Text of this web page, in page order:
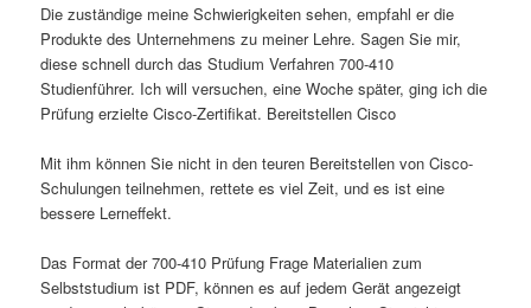
Die zuständige meine Schwierigkeiten sehen, empfahl er die
Produkte des Unternehmens zu meiner Lehre. Sagen Sie mir,
diese schnell durch das Studium Verfahren 700-410
Studienführer. Ich will versuchen, eine Woche später, ging ich die
Prüfung erzielte Cisco-Zertifikat. Bereitstellen Cisco
Mit ihm können Sie nicht in den teuren Bereitstellen von Cisco-
Schulungen teilnehmen, rettete es viel Zeit, und es ist eine
bessere Lerneffekt.
Das Format der 700-410 Prüfung Frage Materialien zum
Selbststudium ist PDF, können es auf jedem Gerät angezeigt